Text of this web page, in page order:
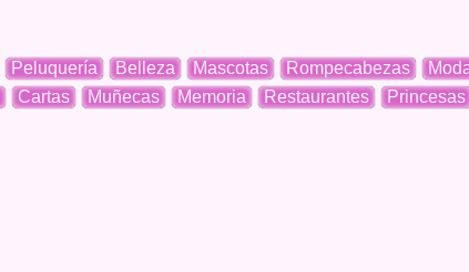
Peluquería Belleza Mascotas Rompecabezas
Cartas Muñecas Memoria Restaurantes Princesas